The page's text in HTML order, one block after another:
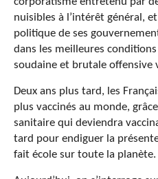
nuisibles à l’intérêt général,
politique de ses
dans les meilleures
soudaine et brutale offensive
Deux ans plus tard, les
plus vaccinés au monde,
sanitaire qui deviendra
tard pour endiguer la
fait école sur toute la planète.